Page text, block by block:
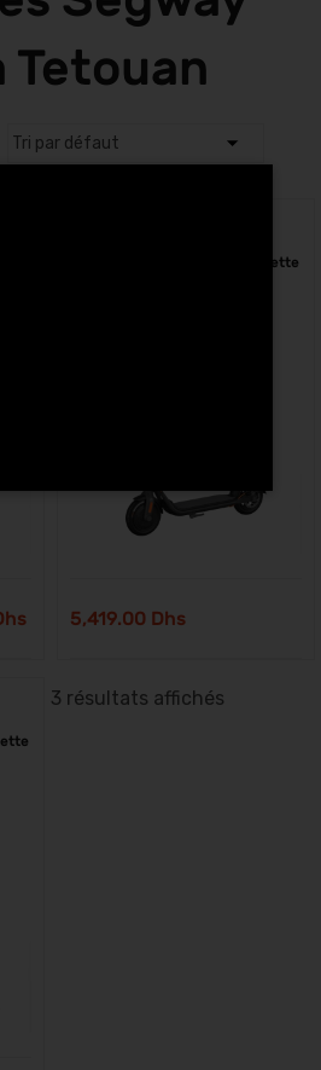
Tetouan
Segway Ninebot F30E trottinette
5,419.00 Dhs
3 résultats affichés